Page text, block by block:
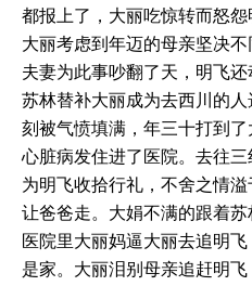
都报上了，大丽吃惊转而怒怨
大丽考虑到年迈的母亲坚决
夫妻为此事吵翻了天，明飞
苏林替补大丽成为去西川的
刻被气愤填满，年三十打到
心脏病发住进了医院。去往
为明飞收拾行礼，不舍之情
让爸爸走。大娟不满的跟着苏
医院里大丽妈逼大丽去追明
是家。大丽泪别母亲追赶明